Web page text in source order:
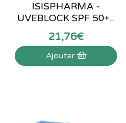
ISISPHARMA -
UVEBLOCK SPF 50+...
21,76€
Ajouter